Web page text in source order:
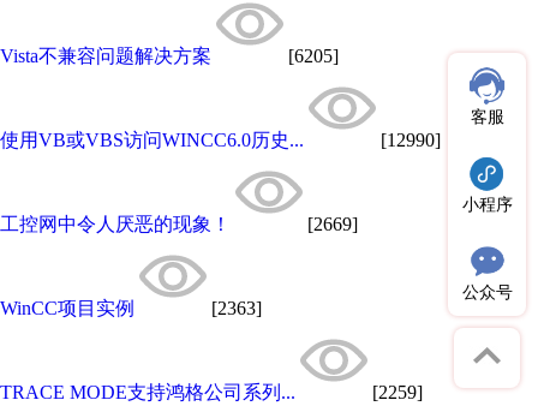
Vista不兼容问题解决方案 [6205]
使用VB或VBS访问WINCC6.0历史... [12990]
工控网中令人厌恶的现象！ [2669]
WinCC项目实例 [2363]
TRACE MODE支持鸿格公司系列... [2259]
客服
小程序
公众号